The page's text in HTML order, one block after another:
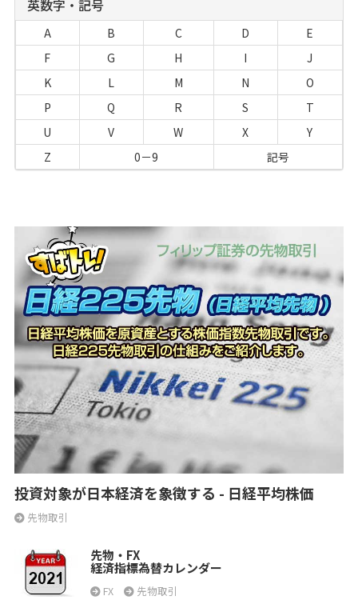
英数字・記号
A B C D
E
F
G H I
J
K
L M N
O
P
Q R S
T
U
V W X
Y
Z
0－9 記号
投資対象が日本経済を象徴する - 日経平均株価
先物取引
先物・FX
経済指標為替カレンダー
FX 先物取引